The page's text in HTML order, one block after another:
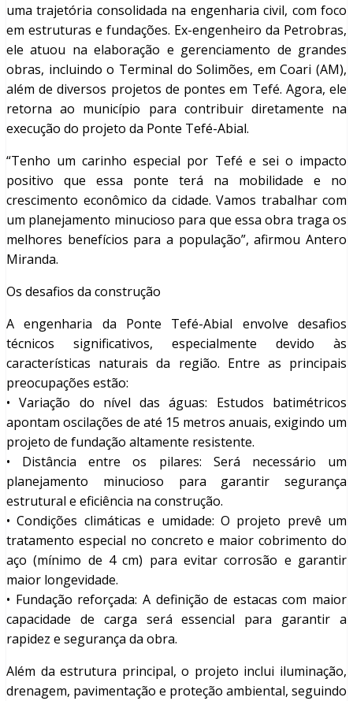
uma trajetória consolidada na engenharia civil, com foco
em estruturas e fundações. Ex-engenheiro da Petrobras,
ele atuou na elaboração e gerenciamento de grandes
obras, incluindo o Terminal do Solimões, em Coari (AM),
além de diversos projetos de pontes em Tefé. Agora, ele
retorna ao município para contribuir diretamente na
execução do projeto da Ponte Tefé-Abial.
“Tenho um carinho especial por Tefé e sei o impacto
positivo que essa ponte terá na mobilidade e no
crescimento econômico da cidade. Vamos trabalhar com
um planejamento minucioso para que essa obra traga os
melhores benefícios para a população”, afirmou Antero
Miranda.
Os desafios da construção
A engenharia da Ponte Tefé-Abial envolve desafios
técnicos significativos, especialmente devido às
características naturais da região. Entre as principais
preocupações estão:
• Variação do nível das águas: Estudos batimétricos
apontam oscilações de até 15 metros anuais, exigindo um
projeto de fundação altamente resistente.
• Distância entre os pilares: Será necessário um
planejamento minucioso para garantir segurança
estrutural e eficiência na construção.
• Condições climáticas e umidade: O projeto prevê um
tratamento especial no concreto e maior cobrimento do
aço (mínimo de 4 cm) para evitar corrosão e garantir
maior longevidade.
• Fundação reforçada: A definição de estacas com maior
capacidade de carga será essencial para garantir a
rapidez e segurança da obra.
Além da estrutura principal, o projeto inclui iluminação,
drenagem, pavimentação e proteção ambiental, seguindo